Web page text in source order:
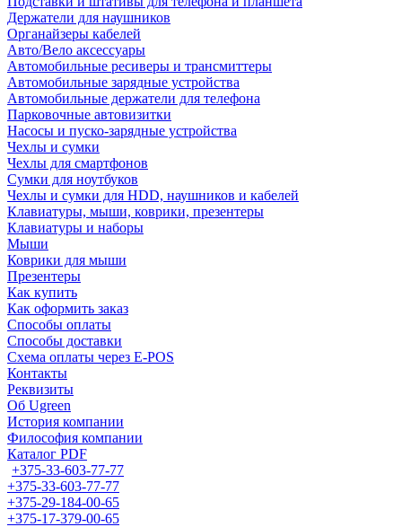
Держатели для наушников
Органайзеры кабелей
Авто/Вело аксессуары
Автомобильные ресиверы и трансмиттеры
Автомобильные зарядные устройства
Автомобильные держатели для телефона
Парковочные автовизитки
Насосы и пуско-зарядные устройства
Чехлы и сумки
Чехлы для смартфонов
Сумки для ноутбуков
Чехлы и сумки для HDD, наушников и кабелей
Клавиатуры, мыши, коврики, презентеры
Клавиатуры и наборы
Мыши
Коврики для мыши
Презентеры
Как купить
Как оформить заказ
Способы оплаты
Способы доставки
Схема оплаты через E-POS
Контакты
Реквизиты
Об Ugreen
История компании
Философия компании
Каталог PDF
+375-33-603-77-77
+375-33-603-77-77
+375-29-184-00-65
+375-17-379-00-65